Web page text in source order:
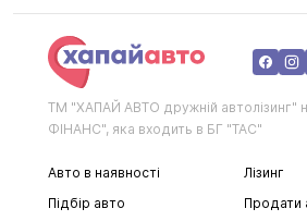
ТМ "ХАПАЙ АВТО дружній автолізинг"
ФІНАНС", яка входить в БГ "ТАС"
Авто в наявності
Підбір авто
Лізинг
Продати